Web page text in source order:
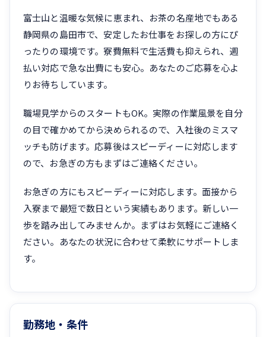
富士山と温暖な気候に恵まれ、お茶の名産地でもある
静岡県の島田市で、安定したお仕事をお探しの方にぴ
ったりの環境です。寮費無料で生活費も抑えられ、週
払い対応で急な出費にも安心。あなたのご応募を心よ
りお待ちしています。
職場見学からのスタートもOK。実際の作業風景を自分
の目で確かめてから決められるので、入社後のミスマ
ッチも防げます。応募後はスピーディーに対応します
ので、お急ぎの方もまずはご連絡ください。
お急ぎの方にもスピーディーに対応します。面接から
入寮まで最短で数日という実績もあります。新しい一
歩を踏み出してみませんか。まずはお気軽にご連絡く
ださい。あなたの状況に合わせて柔軟にサポートしま
す。
勤務地・条件